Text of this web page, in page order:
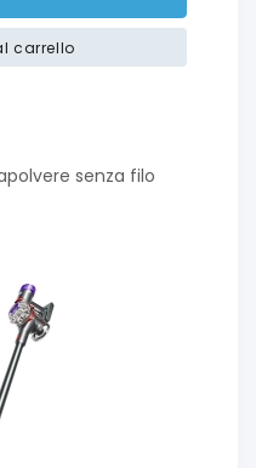
carrello
senza filo